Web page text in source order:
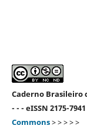
Caderno Brasileiro
- - - eISSN 2175-
Commons> > > > >